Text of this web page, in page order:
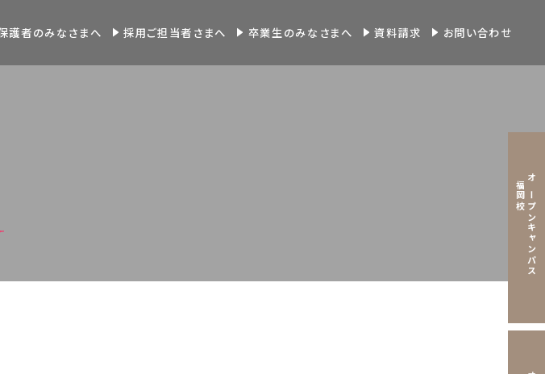
護者のみなさまへ 採用ご担当者さまへ 卒業生のみなさまへ 資料請求 お問い合わせ
オープンキャンパス
福岡校